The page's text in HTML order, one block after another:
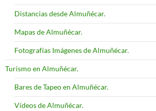
Distancias desde Almuñécar.
Mapas de Almuñécar.
Fotografías Imágenes de Almuñécar.
Turismo en Almuñécar.
Bares de Tapeo en Almuñécar.
Vídeos de Almuñécar.